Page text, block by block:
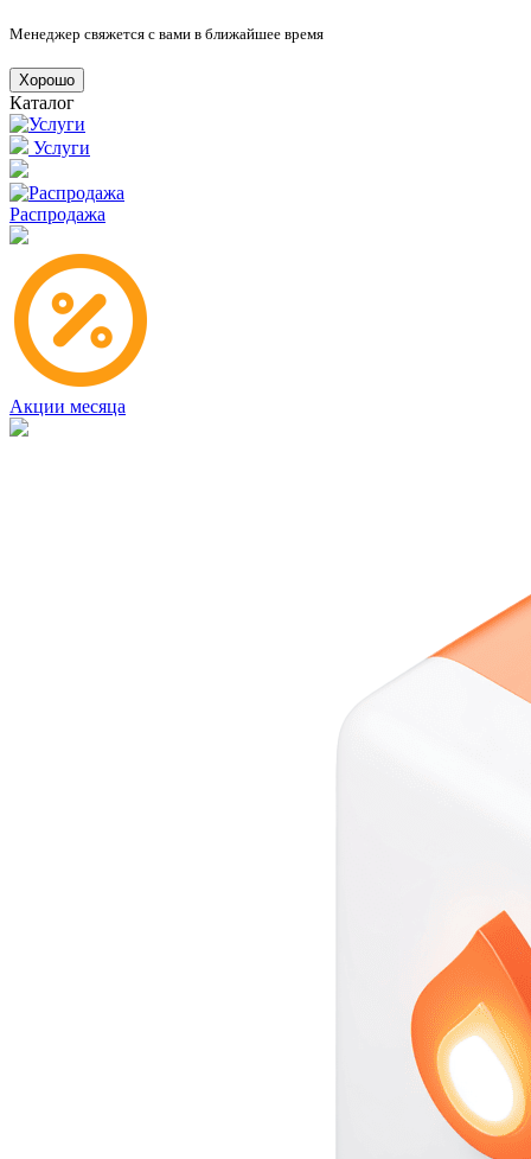
Менеджер свяжется с вами в ближайшее время
Хорошо
Каталог
Услуги
Распродажа
Акции месяца